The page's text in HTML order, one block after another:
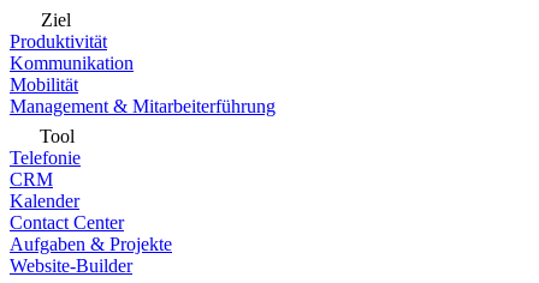
Ziel
Produktivität
Kommunikation
Mobilität
Management & Mitarbeiterführung
Tool
Telefonie
CRM
Kalender
Contact Center
Aufgaben & Projekte
Website-Builder